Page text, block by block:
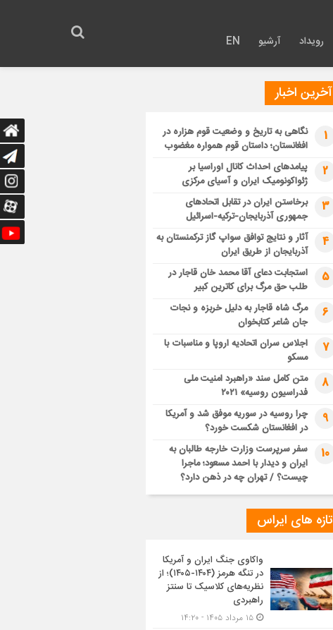
رویداد آرشیو EN
آخرین اخبار
1
نگاهی به تاریخ و وضعیت قوم هزاره در
افغانستان؛ داستان قوم همواره مغضوب
2
پیامدهای احداث کانال اوراسیا بر
ژئواکونومیک ایران و آسیای مرکزی
3
برخاستن ایران در تقابل اتحادهای
جمهوری آذربایجان-ترکیه-اسرائیل
4
آثار و نتایج توافق سواپ گاز ترکمنستان به
آذربایجان از طریق ایران
5
استجابت دعای آقا محمد خان قاجار در
طلب حق مرگ برای کاترین کبیر
6
مرگ شاه قاجار به دلیل خربزه و نجات
جان شاعر کتابخوان
7
اجلاس سران اتحادیه اروپا و مناسبات با
مسکو
8
متن کامل سند «راهبرد امنیت ملی
فدراسیون روسیه» ۲۰۲۱
9
چرا روسیه در سوریه موفق شد و آمریکا
در افغانستان شکست خورد؟
10
سفر سرپرست وزارت خارجه طالبان به
ایران و دیدار با احمد مسعود؛ ماجرا
چیست؟ / تهران چه در ذهن دارد؟
تازه های ایراس
واکاوی جنگ ایران و آمریکا
در تنگه هرمز (۱۴۰۴-۱۴۰۵)؛ از
نظریه‌های کلاسیک تا سنتز
راهبردی